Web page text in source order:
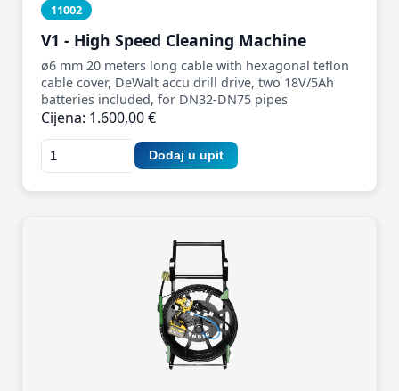
11002
V1 - High Speed Cleaning Machine
ø6 mm 20 meters long cable with hexagonal teflon
cable cover, DeWalt accu drill drive, two 18V/5Ah
batteries included, for DN32-DN75 pipes
Cijena: 1.600,00 €
Dodaj u upit